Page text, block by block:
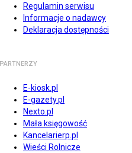
Regulamin serwisu
Informacje o nadawcy
Deklaracja dostępności
PARTNERZY
E-kiosk.pl
E-gazety.pl
Nexto.pl
Mała księgowość
Kancelarierp.pl
Wieści Rolnicze